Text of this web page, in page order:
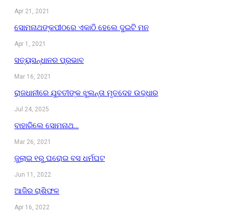
Apr 21, 2021
ସୋମନାଥଙ୍କପୀଠରେ ଏକାଠି ହେଲେ ଦୁଇଟି ମନ
Apr 1, 2021
ସତ୍ୟସନ୍ଧାନର ପ୍ରଭାବ
Mar 16, 2021
ରାଜଧାନୀରେ ଯୁବତୀଙ୍କ ଝୁଲନ୍ତା ମୃତଦେହ ଉଦ୍ଧାର
Jul 24, 2025
ବାହାରିଲେ ସୋମନାଥ…
Mar 26, 2021
ଜୁଲାଇ ୧ରୁ ଘରୋଇ ବସ ଧର୍ମଘଟ
Jun 11, 2022
ଆଜିର ରାଶିଫଳ
Apr 16, 2022